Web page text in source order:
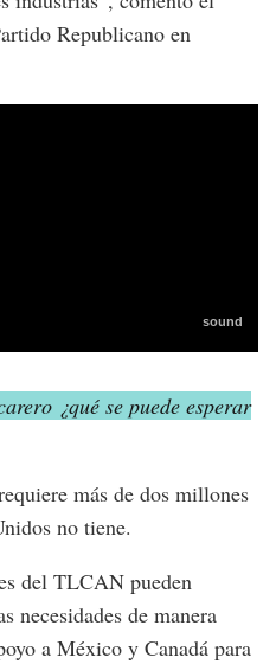
Republicano en
¿qué se puede esperar
más de dos millones
no tiene.
del TLCAN pueden
necesidades de manera
a México y Canadá para